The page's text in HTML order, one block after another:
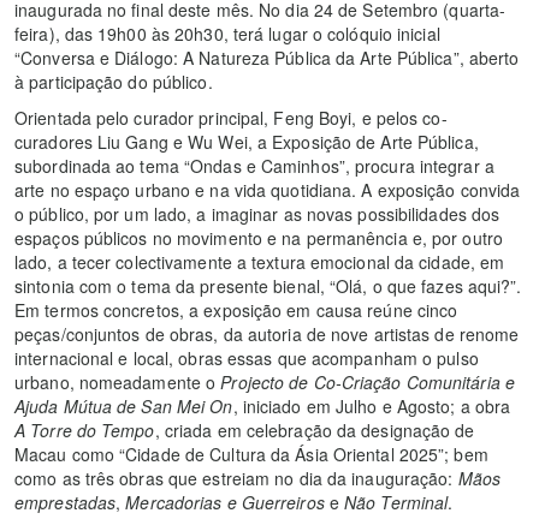
inaugurada no final deste mês. No dia 24 de Setembro (quarta-
feira), das 19h00 às 20h30, terá lugar o colóquio inicial
“Conversa e Diálogo: A Natureza Pública da Arte Pública”, aberto
à participação do público.
Orientada pelo curador principal, Feng Boyi, e pelos co-
curadores Liu Gang e Wu Wei, a Exposição de Arte Pública,
subordinada ao tema “Ondas e Caminhos”, procura integrar a
arte no espaço urbano e na vida quotidiana. A exposição convida
o público, por um lado, a imaginar as novas possibilidades dos
espaços públicos no movimento e na permanência e, por outro
lado, a tecer colectivamente a textura emocional da cidade, em
sintonia com o tema da presente bienal, “Olá, o que fazes aqui?”.
Em termos concretos, a exposição em causa reúne cinco
peças/conjuntos de obras, da autoria de nove artistas de renome
internacional e local, obras essas que acompanham o pulso
urbano, nomeadamente oProjecto de Co-Criação Comunitária e
Ajuda Mútua de San Mei On, iniciado em Julho e Agosto; a obra
A Torre do Tempo, criada em celebração da designação de
Macau como “Cidade de Cultura da Ásia Oriental 2025”; bem
como as três obras que estreiam no dia da inauguração: Mãos
emprestadas,Mercadorias e GuerreiroseNão Terminal.